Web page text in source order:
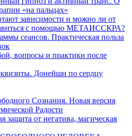
«на пальцах»
зависимости и можно ли от
с помощью МЕТАИССКРА?
сеансов. Практическая польза
вопросы и практики после
Донейшн по сердцу
Сознания. Новая версия
Радости
защита от негатива, магическая